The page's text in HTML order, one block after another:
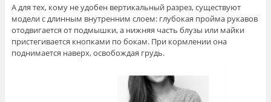
А для тех, кому не удобен вертикальный разрез, существуют
модели с длинным внутренним слоем: глубокая пройма рукавов
отодвигается от подмышки, а нижняя часть блузы или майки
пристегивается кнопками по бокам. При кормлении она
поднимается наверх, освобождая грудь.